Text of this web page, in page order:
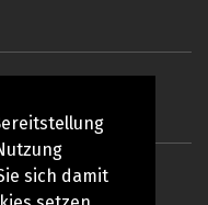
sich damit